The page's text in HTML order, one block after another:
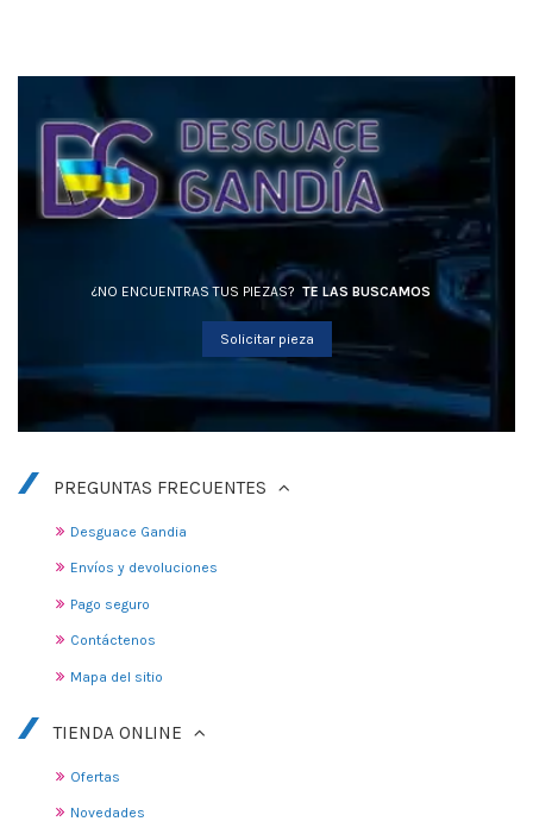
¿NO ENCUENTRAS TUS PIEZAS? TE LAS BUSCAMOS
Solicitar pieza
PREGUNTAS FRECUENTES
Desguace Gandia
Envíos y devoluciones
Pago seguro
Contáctenos
Mapa del sitio
TIENDA ONLINE
Ofertas
Novedades